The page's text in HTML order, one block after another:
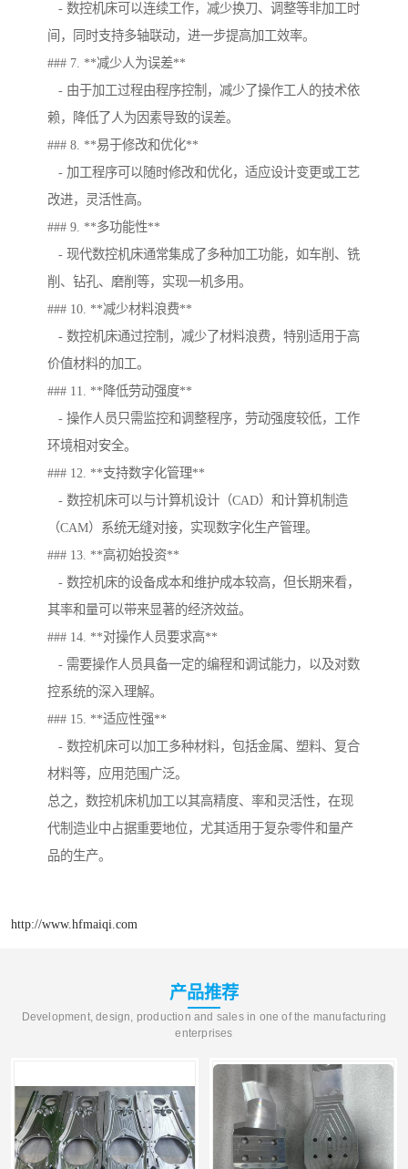
- 数控机床可以连续工作，减少换刀、调整等非加工时
间，同时支持多轴联动，进一步提高加工效率。
### 7. **减少人为误差**
- 由于加工过程由程序控制，减少了操作工人的技术依
赖，降低了人为因素导致的误差。
### 8. **易于修改和优化**
- 加工程序可以随时修改和优化，适应设计变更或工艺
改进，灵活性高。
### 9. **多功能性**
- 现代数控机床通常集成了多种加工功能，如车削、铣
削、钻孔、磨削等，实现一机多用。
### 10. **减少材料浪费**
- 数控机床通过控制，减少了材料浪费，特别适用于高
价值材料的加工。
### 11. **降低劳动强度**
- 操作人员只需监控和调整程序，劳动强度较低，工作
环境相对安全。
### 12. **支持数字化管理**
- 数控机床可以与计算机设计（CAD）和计算机制造
（CAM）系统无缝对接，实现数字化生产管理。
### 13. **高初始投资**
- 数控机床的设备成本和维护成本较高，但长期来看，
其率和量可以带来显著的经济效益。
### 14. **对操作人员要求高**
- 需要操作人员具备一定的编程和调试能力，以及对数
控系统的深入理解。
### 15. **适应性强**
- 数控机床可以加工多种材料，包括金属、塑料、复合
材料等，应用范围广泛。
总之，数控机床机加工以其高精度、率和灵活性，在现
代制造业中占据重要地位，尤其适用于复杂零件和量产
品的生产。
http://www.hfmaiqi.com
产品推荐
Development, design, production and sales in one of the manufacturing
enterprises